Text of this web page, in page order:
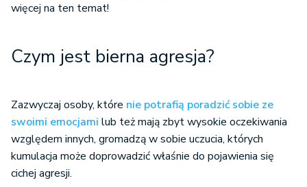
więcej na ten temat!
Czym jest bierna agresja?
Zazwyczaj osoby, które nie potrafią poradzić sobie ze
swoimi emocjami lub też mają zbyt wysokie oczekiwania
względem innych, gromadzą w sobie uczucia, których
kumulacja może doprowadzić właśnie do pojawienia się
cichej agresji.